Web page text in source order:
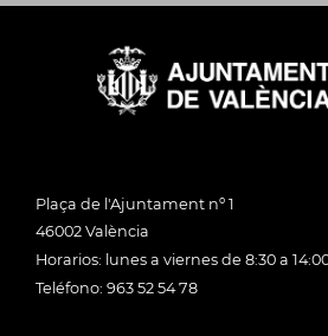
Plaça de l'Ajuntament nº 1
46002 València
Horarios: lunes a viernes de 8:30 a
Teléfono: 963 52 54 78